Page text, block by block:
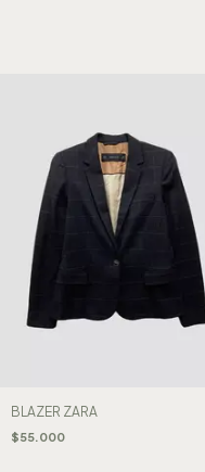
BLAZER ZARA
$55.000